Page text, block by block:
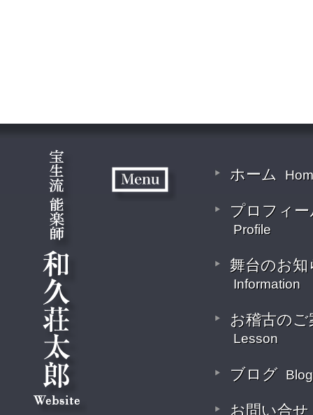
ホーム
プロフィー
Profile
舞台のお知
Information
お稽古のご
Lesson
ブログ Blog
お問い合せ